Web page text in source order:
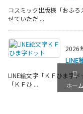
コスミック出版様「おふ
せていただ ...
2026
LINE
LINE絵文字「ＫＦひま字ド
「ＫＦひ ...

ホーム